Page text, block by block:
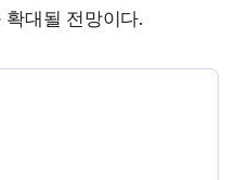
대될 전망이다.